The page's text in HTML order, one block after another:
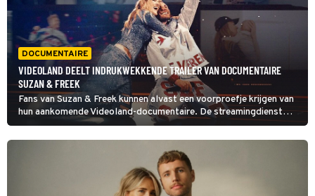
DOCUMENTAIRE
VIDEOLAND DEELT INDRUKWEKKENDE TRAILER VAN DOCUMENTAIRE
SUZAN & FREEK
Fans van Suzan & Freek kunnen alvast een voorproefje krijgen van
hun aankomende Videoland-documentaire. De streamingdienst
heeft namelijk de volledige trailer van Suzan & Freek: We Vieren
Het Leven vrijgegeven.